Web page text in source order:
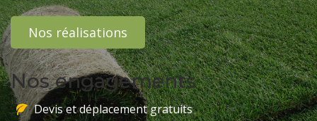
Nos réalisations
Nos engagements
Devis et déplacement gratuits